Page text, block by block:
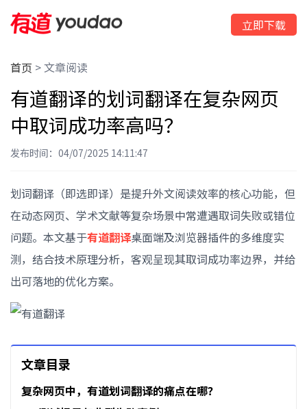
立即下载
首页 >文章阅读
有道翻译的划词翻译在复杂网页
中取词成功率高吗？
发布时间：04/07/2025 14:11:47
划词翻译（即选即译）是提升外文阅读效率的核心功能，但
在动态网页、学术文献等复杂场景中常遭遇取词失败或错位
问题。本文基于有道翻译桌面端及浏览器插件的多维度实
测，结合技术原理分析，客观呈现其取词成功率边界，并给
出可落地的优化方案。
文章目录
复杂网页中，有道划词翻译的痛点在哪？